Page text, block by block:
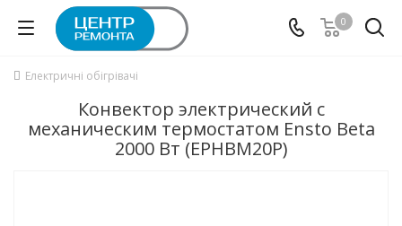
0
Електричні обігрівачі
Конвектор электрический с
механическим термостатом Ensto Beta
2000 Вт (EPHBM20P)